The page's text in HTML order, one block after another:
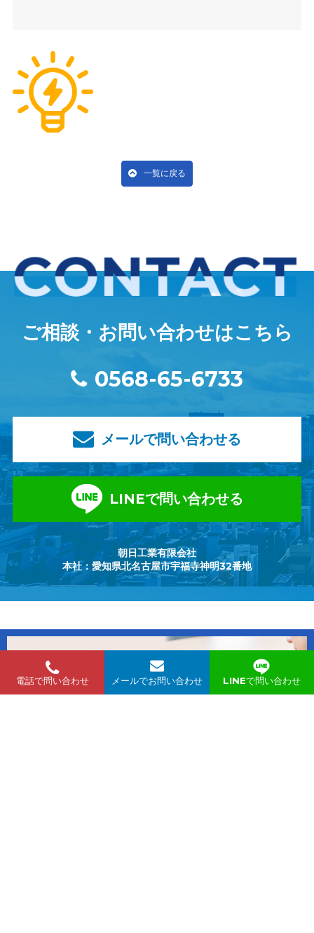
一覧に戻る
ご相談・お問い合わせはこちら
0568-65-6733
メールで問い合わせる
LINEで問い合わせる
朝日工業有限会社
本社：愛知県北名古屋市宇福寺神明32番地
zoom か skype でお問い合わせください。
電話で問い合わせ メールでお問い合わせ LINEで問い合わせ